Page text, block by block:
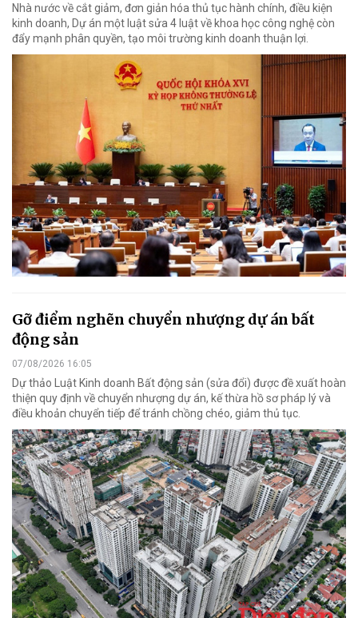
Nhà nước về cắt giảm, đơn giản hóa thủ tục hành chính, điều kiện
kinh doanh, Dự án một luật sửa 4 luật về khoa học công nghệ còn
đẩy mạnh phân quyền, tạo môi trường kinh doanh thuận lợi.
Gỡ điểm nghẽn chuyển nhượng dự án bất
động sản
07/08/2026 16:05
Dự thảo Luật Kinh doanh Bất động sản (sửa đổi) được đề xuất hoàn
thiện quy định về chuyển nhượng dự án, kế thừa hồ sơ pháp lý và
điều khoản chuyển tiếp để tránh chồng chéo, giảm thủ tục.